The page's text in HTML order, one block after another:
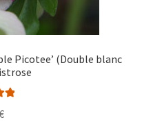
Picotee’ (Double blanc